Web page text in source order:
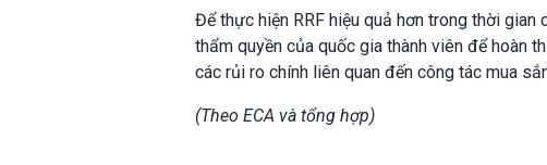
Để thực hiện RRF hiệu quả hơn trong thời
thẩm quyền của quốc gia thành viên để hoàn
các rủi ro chính liên quan đến công tác mua
(Theo ECA và tổng hợp)